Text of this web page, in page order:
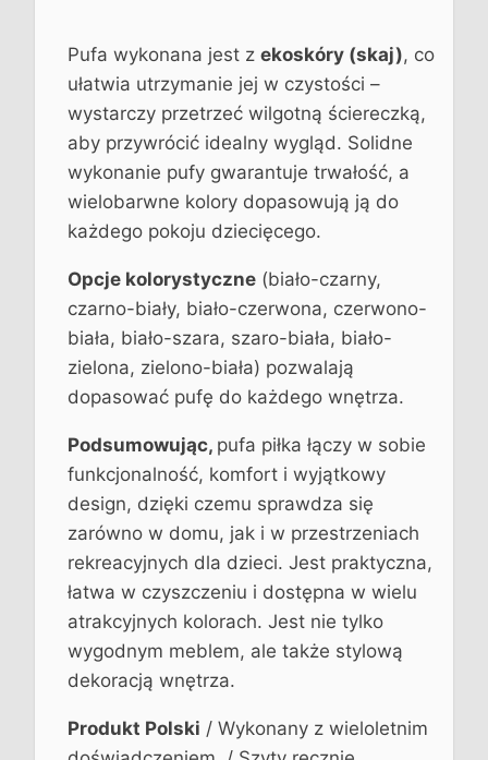
Pufa wykonana jest zekoskóry (skaj), co
ułatwia utrzymanie jej w czystości –
wystarczy przetrzeć wilgotną ściereczką,
aby przywrócić idealny wygląd. Solidne
wykonanie pufy gwarantuje trwałość, a
wielobarwne kolory dopasowują ją do
każdego pokoju dziecięcego.
Opcje kolorystyczne (biało-czarny,
czarno-biały, biało-czerwona, czerwono-
biała, biało-szara, szaro-biała, biało-
zielona, zielono-biała) pozwalają
dopasować pufę do każdego wnętrza.
Podsumowując, pufa piłka łączy w sobie
funkcjonalność, komfort i wyjątkowy
design, dzięki czemu sprawdza się
zarówno w domu, jak i w przestrzeniach
rekreacyjnych dla dzieci. Jest praktyczna,
łatwa w czyszczeniu i dostępna w wielu
atrakcyjnych kolorach. Jest nie tylko
wygodnym meblem, ale także stylową
dekoracją wnętrza.
Produkt Polski / Wykonany z wieloletnim